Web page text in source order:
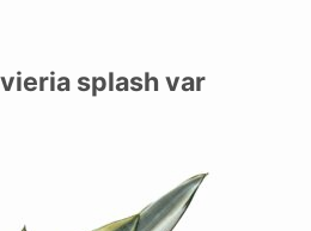
splash var